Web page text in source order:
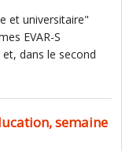
et universitaire"
EVAR-S
dans le second
semaine